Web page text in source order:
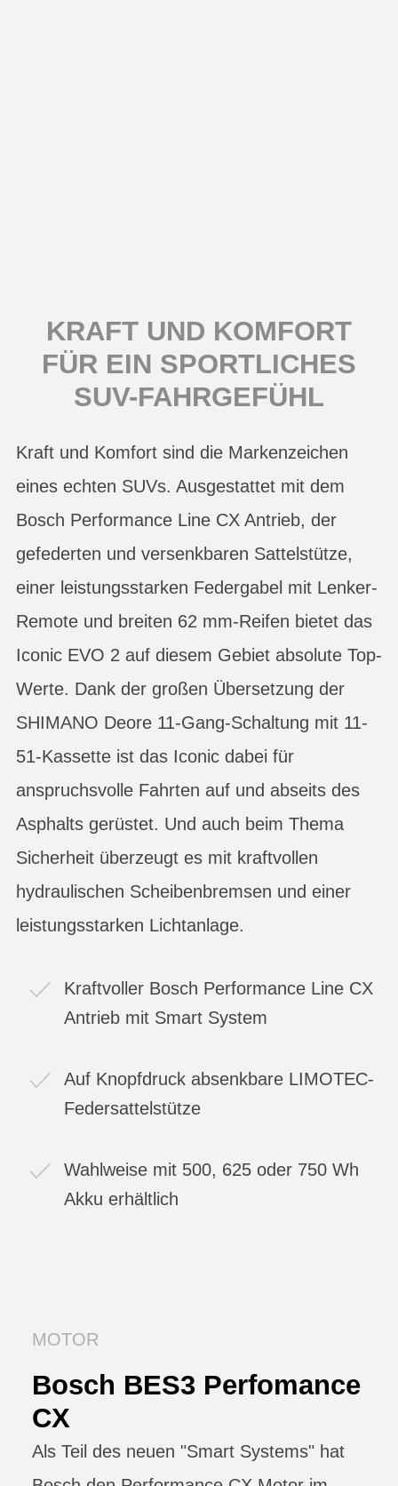
KRAFT UND KOMFORT
FÜR EIN SPORTLICHES
SUV-FAHRGEFÜHL
Kraft und Komfort sind die Markenzeichen
eines echten SUVs. Ausgestattet mit dem
Bosch Performance Line CX Antrieb, der
gefederten und versenkbaren Sattelstütze,
einer leistungsstarken Federgabel mit Lenker-
Remote und breiten 62 mm-Reifen bietet das
Iconic EVO 2 auf diesem Gebiet absolute Top-
Werte. Dank der großen Übersetzung der
SHIMANO Deore 11-Gang-Schaltung mit 11-
51-Kassette ist das Iconic dabei für
anspruchsvolle Fahrten auf und abseits des
Asphalts gerüstet. Und auch beim Thema
Sicherheit überzeugt es mit kraftvollen
hydraulischen Scheibenbremsen und einer
leistungsstarken Lichtanlage.
Kraftvoller Bosch Performance Line CX
Antrieb mit Smart System
Auf Knopfdruck absenkbare LIMOTEC-
Federsattelstütze
Wahlweise mit 500, 625 oder 750 Wh
Akku erhältlich
MOTOR
Bosch BES3 Perfomance
CX
Als Teil des neuen "Smart Systems" hat